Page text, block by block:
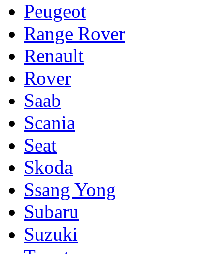
Peugeot
Range Rover
Renault
Rover
Saab
Scania
Seat
Skoda
Ssang Yong
Subaru
Suzuki